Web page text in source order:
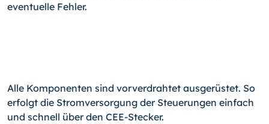
eventuelle Fehler.
Alle Komponenten sind vorverdrahtet ausgerüstet. So
erfolgt die Stromversorgung der Steuerungen einfach
und schnell über den CEE-Stecker.